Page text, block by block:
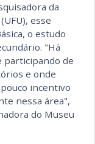
da
esse
o estudo
"Há
participando de
e onde
incentivo
nessa área",
do Museu